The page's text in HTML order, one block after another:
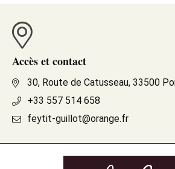
Accès et contact
30, Route de Catusseau, 33500
+33 557 514 658
feytit-guillot@orange.fr